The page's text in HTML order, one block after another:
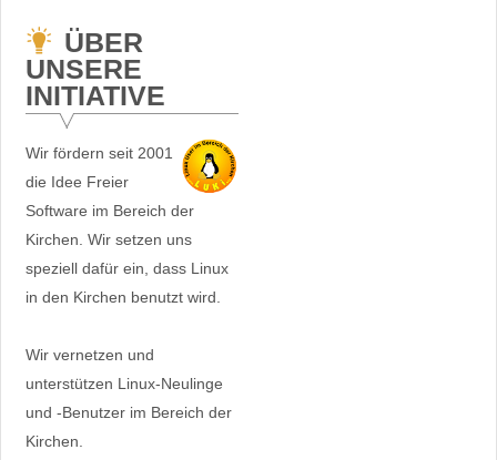
ÜBER
UNSERE
INITIATIVE
Wir fördern seit 2001
die Idee Freier
Software im Bereich der
Kirchen. Wir setzen uns
speziell dafür ein, dass Linux
in den Kirchen benutzt wird.
Wir vernetzen und
unterstützen Linux-Neulinge
und -Benutzer im Bereich der
Kirchen.